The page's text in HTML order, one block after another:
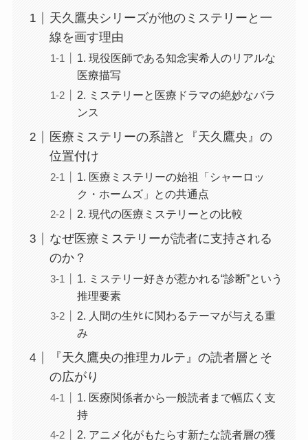
天久鷹央シリーズが他のミステリーと一
線を画す理由
1. 現役医師である知念実希人のリアルな
医療描写
2. ミステリーと医療ドラマの絶妙なバラ
ンス
医療ミステリーの系譜と『天久鷹央』の
位置付け
1. 医療ミステリーの始祖「シャーロッ
ク・ホームズ」との共通点
2. 現代の医療ミステリーとの比較
なぜ医療ミステリーが読者に支持される
のか？
1. ミステリー好きが惹かれる“診断”という
推理要素
2. 人間の生ﾀﾋに関わるテーマが与える重
み
『天久鷹央の推理カルテ』の読者層とそ
の広がり
1. 医療関係者から一般読者まで幅広く支
持
2. アニメ化がもたらす新たな読者層の獲